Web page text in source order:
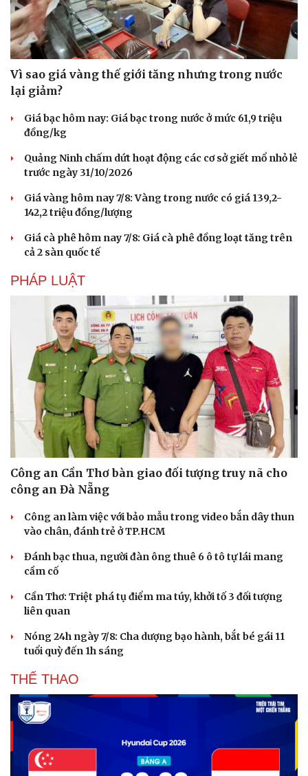
Văn hóa
Sân khấu - Điện ảnh
Văn học
Âm nhạc
Di sản
Giải trí
Nghệ sĩ
Thời trang
Sao Việt
Vì sao giá vàng thế giới tăng nhưng trong nước
lại giảm?
Giá bạc hôm nay: Giá bạc trong nước ở mức 61,9 triệu
đồng/kg
Quảng Ninh chấm dứt hoạt động các cơ sở giết mổ nhỏ lẻ
trước ngày 31/10/2026
Giá vàng hôm nay 7/8: Vàng trong nước có giá 139,2-
142,2 triệu đồng/lượng
Giá cà phê hôm nay 7/8: Giá cà phê đồng loạt tăng trên
cả 2 sàn quốc tế
PHÁP LUẬT
Công an Cần Thơ bàn giao đối tượng truy nã cho
công an Đà Nẵng
Công an làm việc với bảo mẫu trong video bắn dây thun
vào chân, đánh trẻ ở TP.HCM
Đánh bạc thua, người đàn ông thuê 6 ô tô tự lái mang
cầm cố
Cần Thơ: Triệt phá tụ điểm ma túy, khởi tố 3 đối tượng
liên quan
Nóng 24h ngày 7/8: Cha dượng bạo hành, bắt bé gái 11
tuổi quỳ đến 1h sáng
THỂ THAO